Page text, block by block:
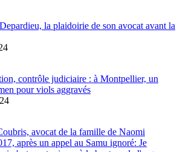
la plaidoirie de son avocat avant la
contrôle judiciaire : à Montpellier, un
pour viols aggravés
avocat de la famille de Naomi
après un appel au Samu ignoré: Je